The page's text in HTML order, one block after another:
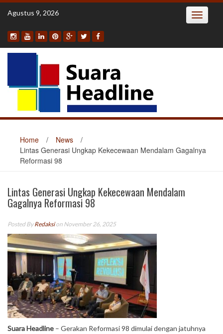
Skip
Agustus 9, 2026 Toggle
Home / News
/
Lintas Generasi Ungkap Kekecewaan Mendalam Gagalnya
Reformasi 98
Lintas Generasi Ungkap Kekecewaan Mendalam
Gagalnya Reformasi 98
Posted ByRedaksion November 26, 2025
Suara Headline – Gerakan Reformasi 98 dimulai dengan jatuhnya